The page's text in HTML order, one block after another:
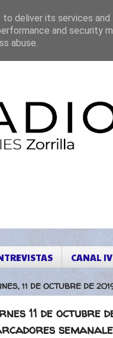
CANAL
11 DE OCTUBRE DE
11 de octubre
deliver its services
and security
abuse.